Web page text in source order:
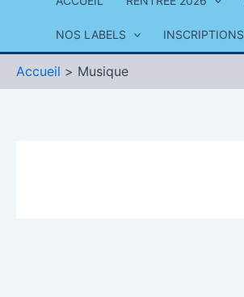
NOS LABELS INSCRIPTIONS
Accueil Musique